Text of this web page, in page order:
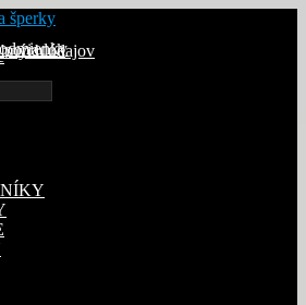
poriadokúdajov